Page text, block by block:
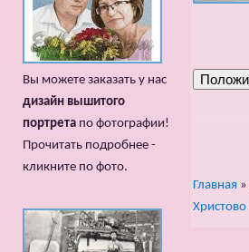
Главная »
Христово
Вы можете заказать у нас
дизайн вышитого
портрета по фотографии!
Прочитать подробнее -
кликните по фото.